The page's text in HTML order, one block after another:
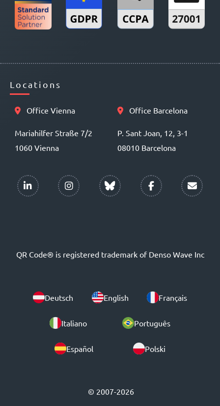
Locations
Office Vienna
Mariahilfer Straße 7/2
1060 Vienna
Office Barcelona
P. Sant Joan, 12, 3-1
08010 Barcelona
QR Code® is registered trademark of Denso Wave Inc
Deutsch English Français
Italiano Português
Español Polski
© 2007-2026